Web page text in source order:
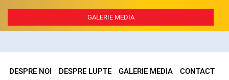
GALERIE MEDIA
DESPRE NOI DESPRE LUPTE GALERIE MEDIA CONTACT